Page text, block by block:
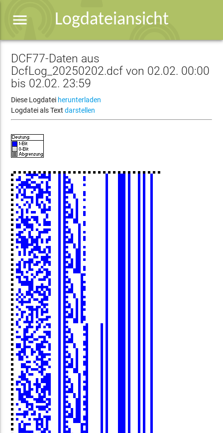
Logdateiansicht
menu
DCF77-Daten aus
DcfLog_20250202.dcf von 02.02. 00:00
bis 02.02. 23:59
Diese Logdatei herunterladen
Logdatei als Textdarstellen